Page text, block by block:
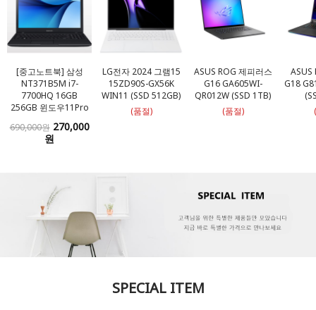
[중고노트북] 삼성
NT371B5M i7-
7700HQ 16GB
256GB 윈도우11Pro
690,000원 270,000
원
LG전자 2024 그램15
15ZD90S-GX56K
WIN11 (SSD 512GB)
(품절)
ASUS ROG 제피러스
G16 GA605WI-
QR012W (SSD 1TB)
(품절)
ASUS
G18
SPECIAL ITEM